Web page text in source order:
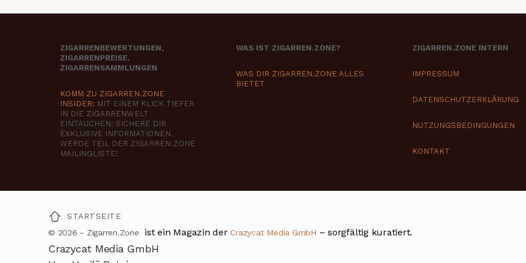
ZIGARRENBEWERTUNGEN,
ZIGARRENPREISE,
ZIGARRENSAMMLUNGEN
KOMM ZU ZIGARREN.ZONE
INSIDER: MIT EINEM KLICK TIEFER
IN DIE ZIGARRENWELT
EINTAUCHEN: SICHERE DIR
EXKLUSIVE INFORMATIONEN.
WERDE TEIL DER ZIGARREN.ZONE
MAILINGLISTE!
WAS IST ZIGARREN.ZONE?
WAS DIR ZIGARREN.ZONE ALLES
BIETET
ZIGARREN.ZONE INTERN
IMPRESSUM
DATENSCHUTZERKLÄRUNG
NUTZUNGSBEDINGUNGEN
KONTAKT
STARTSEITE
© 2026 - Zigarren.Zone ist ein Magazin derCrazycat Media GmbH – sorgfältig kuratiert.
Crazycat Media GmbH